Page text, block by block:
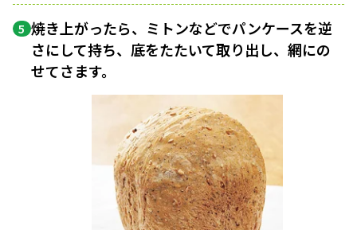
5 焼き上がったら、ミトンなどでパンケースを逆
さにして持ち、底をたたいて取り出し、網にの
せてさます。